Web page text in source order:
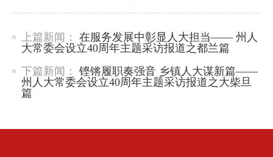
上篇新闻：
在服务发展中彰显人大担当—— 州人
大常委会设立40周年主题采访报道之都兰篇
下篇新闻：
铿锵履职奏强音 乡镇人大谋新篇——
州人大常委会设立40周年主题采访报道之大柴旦
篇